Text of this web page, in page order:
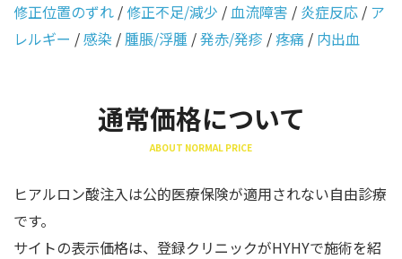
修正位置のずれ /修正不足/減少 /血流障害 / 炎症反応 / ア
レルギー /感染 /腫脹/浮腫 /発赤/発疹 /疼痛 / 内出血
通常価格について
ABOUT NORMAL PRICE
ヒアルロン酸注入は公的医療保険が適用されない自由診療
です。
サイトの表示価格は、登録クリニックがHYHYで施術を紹